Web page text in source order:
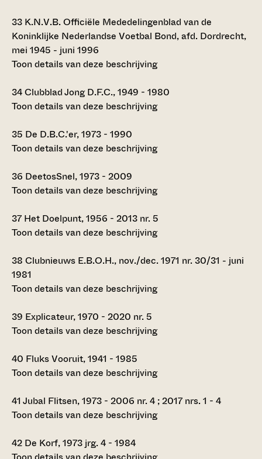
33 K.N.V.B. Officiële Mededelingenblad van de
Koninklijke Nederlandse Voetbal Bond, afd. Dordrecht,
mei 1945 - juni 1996
Toon details van deze beschrijving
34Clubblad Jong D.F.C., 1949 - 1980
Toon details van deze beschrijving
35 De D.B.C.'er, 1973 - 1990
Toon details van deze beschrijving
36 DeetosSnel, 1973 - 2009
Toon details van deze beschrijving
37 Het Doelpunt, 1956 - 2013 nr. 5
Toon details van deze beschrijving
38 Clubnieuws E.B.O.H., nov./dec. 1971 nr. 30/31 - juni
1981
Toon details van deze beschrijving
39 Explicateur, 1970 - 2020 nr. 5
Toon details van deze beschrijving
40 Fluks Vooruit, 1941 - 1985
Toon details van deze beschrijving
41 Jubal Flitsen, 1973 - 2006 nr. 4 ; 2017 nrs. 1 - 4
Toon details van deze beschrijving
42 De Korf, 1973 jrg. 4 - 1984